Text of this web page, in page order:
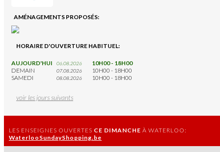
AMÉNAGEMENTS PROPOSÉS:
HORAIRE D'OUVERTURE HABITUEL:
AUJOURD'HUI 06.08.2026
10H00 - 18H00
DEMAIN
07.08.2026
10H00 - 18H00
SAMEDI
08.08.2026 10H00 - 18H00
voir les jours suivants
LES ENSEIGNES OUVERTES CE DIMANCHE À WATERLOO:
WaterlooSundayShopping.be